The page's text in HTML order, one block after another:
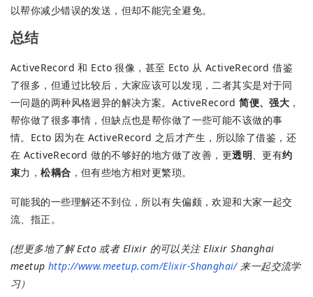
以帮你减少错误的发送，但却不能完全避免。
总结
ActiveRecord 和 Ecto 很像，甚至 Ecto 从 ActiveRecord 借鉴
了很多，但通过比较后，大家应该可以发现，二者其实是对于同
一问题的两种风格迥异的解决方案。ActiveRecord简便、强大 ，
帮你做了很多事情，但缺点也是帮你做了一些可能不该做的事
情。Ecto 因为在 ActiveRecord 之后才产生，所以除了借鉴，还
在 ActiveRecord 做的不够好的地方做了改善，更透明、更有约
束力，松耦合 ，但有些地方相对更繁琐。
可能我的一些理解还不到位，所以有失偏颇，欢迎和大家一起交
流、指正。
(想更多地了解 Ecto 或者 Elixir 的可以关注 Elixir Shanghai
meetup http://www.meetup.com/Elixir-Shanghai/来一起交流学
习）